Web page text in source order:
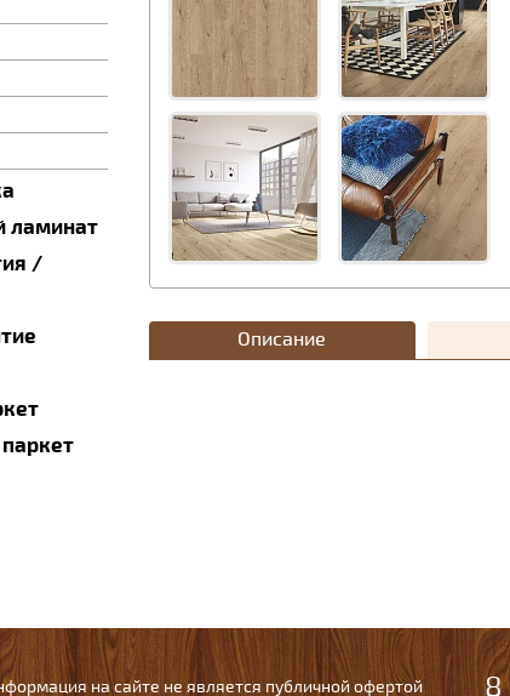
ламинат
/
Описание
на сайте не является публичной офертой 8